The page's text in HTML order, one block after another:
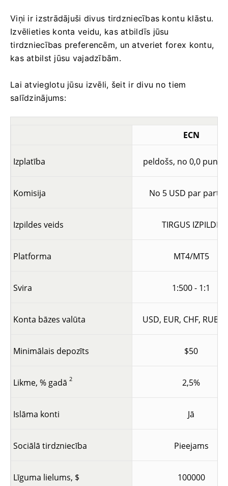
Viņi ir izstrādājuši divus tirdzniecības kontu klāstu.
Izvēlieties konta veidu, kas atbildīs jūsu
tirdzniecības preferencēm, un atveriet forex kontu,
kas atbilst jūsu vajadzībām.
Lai atvieglotu jūsu izvēli, šeit ir divu no tiem
salīdzinājums:
ECN
Izplatība peldošs, no 0,0
Komisija No 5 USD par
Izpildes veids TIRGUS IZPILDE
Platforma MT4/MT5
Svira 1:500 - 1:1
Konta bāzes valūta USD, EUR, CHF, RUB,
Minimālais depozīts $50
Likme, % gadā 2 2,5%
Islāma konti Jā
Sociālā tirdzniecība Pieejams
Līguma lielums, $ 100000